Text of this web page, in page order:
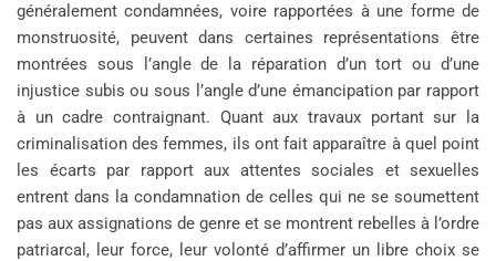
généralement condamnées, voire rapportées à une forme de
monstruosité, peuvent dans certaines représentations être
montrées sous l’angle de la réparation d’un tort ou d’une
injustice subis ou sous l’angle d’une émancipation par rapport
à un cadre contraignant. Quant aux travaux portant sur la
criminalisation des femmes, ils ont fait apparaître à quel point
les écarts par rapport aux attentes sociales et sexuelles
entrent dans la condamnation de celles qui ne se soumettent
pas aux assignations de genre et se montrent rebelles à l’ordre
patriarcal, leur force, leur volonté d’affirmer un libre choix se